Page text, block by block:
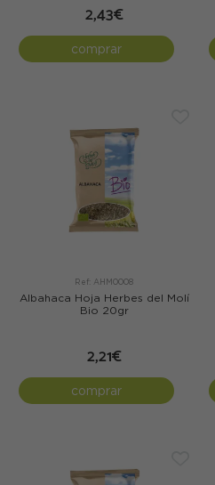
2,43€
comprar
Ref: AHM0008
Albahaca Hoja Herbes del Molí
Bio 20gr
2,21€
comprar